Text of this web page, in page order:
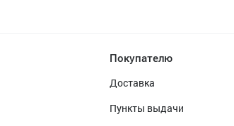
Покупателю
Доставка
Пункты выдачи